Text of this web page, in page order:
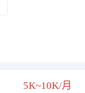
5K~10K/月